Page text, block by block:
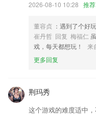
2.考点全，部分有视频讲解重
3.将自己所练习过的题目进
4.可以及时的了解关于放射
5.提供十分全面的教育测试服务
心宗旨。
宝博棋牌更新了什么?
2026-08-10 10:28 推荐
董容贞 ：遇到了个好
崔丹哲 回复 梅福仁
戏，每天都想玩！
来
更多回复
荆玛秀
这个游戏的难度适中